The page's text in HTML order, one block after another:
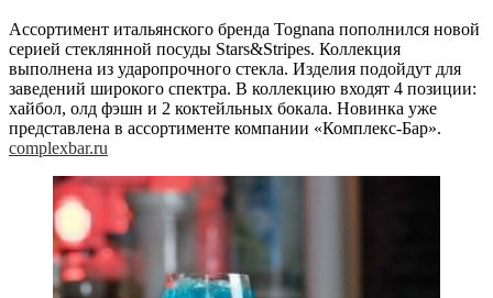
Ассортимент итальянского бренда Tognana пополнился новой
серией стеклянной посуды Stars&Stripes. Коллекция
выполнена из ударопрочного стекла. Изделия подойдут для
заведений широкого спектра. В коллекцию входят 4 позиции:
хайбол, олд фэшн и 2 коктейльных бокала. Новинка уже
представлена в ассортименте компании «Комплекс-Бар».
complexbar.ru